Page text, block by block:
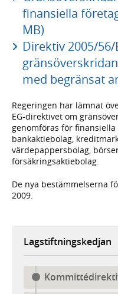
finansiella
MB)
Direktiv 2005/56/
med begränsat
Regeringen har lämnat
EG-direktivet om
genomföras för
bankaktiebolag,
värdepappersbolag,
försäkringsaktiebolag.
De nya bestämmelserna
2009.
Lagstiftningskedjan